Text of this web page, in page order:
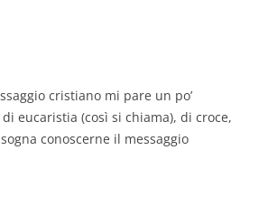
cristiano mi pare un po’
eucaristia (così si chiama), di croce,
conoscerne il messaggio